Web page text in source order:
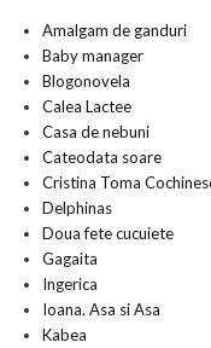
Amalgam de ganduri
Baby manager
Blogonovela
Calea Lactee
Casa de nebuni
Cateodata soare
Cristina Toma
Delphinas
Doua fete cucuiete
Gagaita
Ingerica
Ioana. Asa si Asa
Kabea